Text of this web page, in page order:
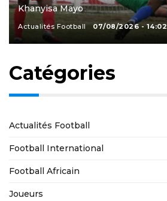
Khanyisa Mayo
Actualités Football 07/08/2026 - 14:02
Catégories
Actualités Football
Football International
Football Africain
Joueurs